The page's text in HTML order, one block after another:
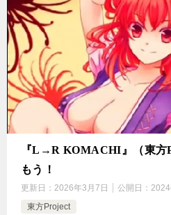
『L→R KOMACHI』（東方
もう！
更新日： 2026年3月7日 公開日： 2024
東方Project